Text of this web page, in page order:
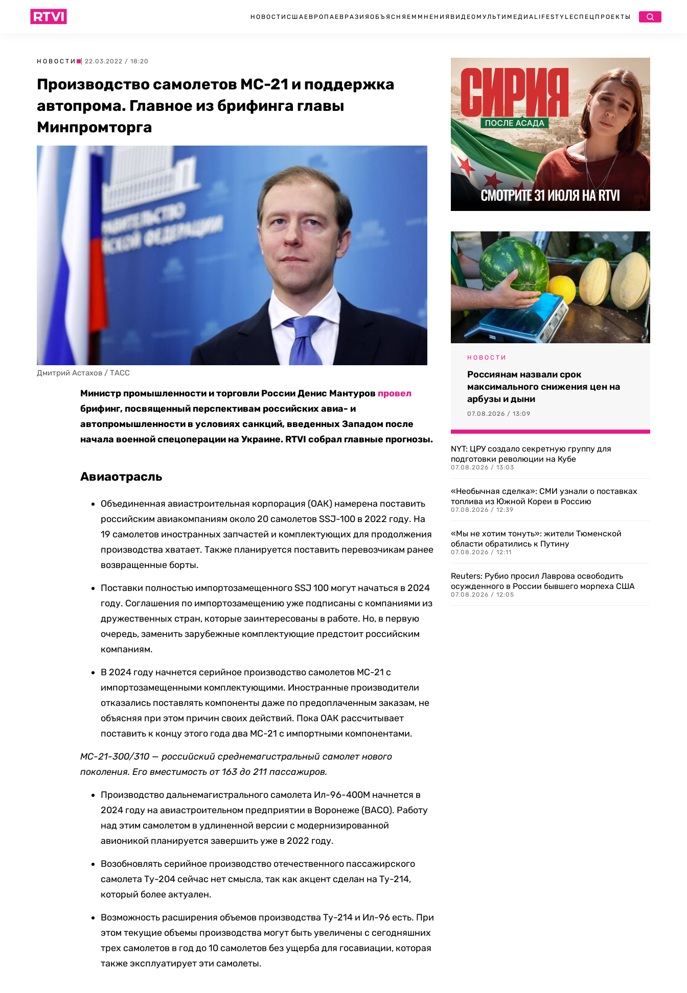
НОВОСТИ США ЕВРОПА ЕВРАЗИЯ ОБЪЯСНЯЕМ МНЕНИЯ ВИДЕО МУЛЬТИМЕДИА LIFESTYLEСПЕЦПРОЕКТЫ
НОВОСТИ | 22.03.2022 / 18:20
Производство самолетов МС-21 и поддержка
автопрома. Главное из брифинга главы
Минпромторга
Дмитрий Астахов / ТАСС
Министр промышленности и торговли России Денис Мантуров провел
брифинг, посвященный перспективам российских авиа- и
автопромышленности в условиях санкций, введенных Западом после
начала военной спецоперации на Украине. RTVI собрал главные прогнозы.
Авиаотрасль
Объединенная авиастроительная корпорация (ОАК) намерена поставить
российским авиакомпаниям около 20 самолетов SSJ-100 в 2022 году. На
19 самолетов иностранных запчастей и комплектующих для продолжения
производства хватает. Также планируется поставить перевозчикам ранее
возвращенные борты.
Поставки полностью импортозамещенного SSJ 100 могут начаться в 2024
году. Соглашения по импортозамещению уже подписаны с компаниями из
дружественных стран, которые заинтересованы в работе. Но, в первую
очередь, заменить зарубежные комплектующие предстоит российским
компаниям.
В 2024 году начнется серийное производство самолетов МС-21 с
импортозамещенными комплектующими. Иностранные производители
отказались поставлять компоненты даже по предоплаченным заказам, не
объясняя при этом причин своих действий. Пока ОАК рассчитывает
поставить к концу этого года два МС-21 с импортными компонентами.
МС-21-300/310 — российский среднемагистральный самолет нового
поколения. Его вместимость от 163 до 211 пассажиров.
Производство дальнемагистрального самолета Ил-96-400М начнется в
2024 году на авиастроительном предприятии в Воронеже (ВАСО). Работу
над этим самолетом в удлиненной версии с модернизированной
авионикой планируется завершить уже в 2022 году.
Возобновлять серийное производство отечественного пассажирского
самолета Ту-204 сейчас нет смысла, так как акцент сделан на Ту-214,
который более актуален.
Возможность расширения объемов производства Ту-214 и Ил-96 есть. При
этом текущие объемы производства могут быть увеличены с сегодняшних
трех самолетов в год до 10 самолетов без ущерба для госавиации, которая
также эксплуатирует эти самолеты.
НОВОСТИ
Россиянам назвали срок
максимального снижения цен на
арбузы и дыни
07.08.2026 / 13:09
NYT: ЦРУ создало секретную группу для
подготовки революции на Кубе
07.08.2026 / 13:03
«Необычная сделка»: СМИ узнали о поставках
топлива из Южной Кореи в Россию
07.08.2026 / 12:39
«Мы не хотим тонуть»: жители Тюменской
области обратились к Путину
07.08.2026 / 12:11
Reuters: Рубио просил Лаврова освободить
осужденного в России бывшего морпеха США
07.08.2026 / 12:05